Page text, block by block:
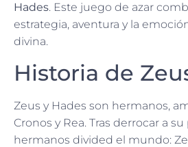
Hades. Este juego de azar
estrategia, aventura y la
divina.
Historia de
Zeus y Hades son hermanos,
Cronos y Rea. Tras derrocar a su
hermanos divided el mundo: